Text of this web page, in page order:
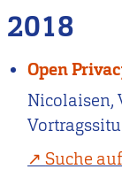
2018
Open
Nicolaisen,
Suche